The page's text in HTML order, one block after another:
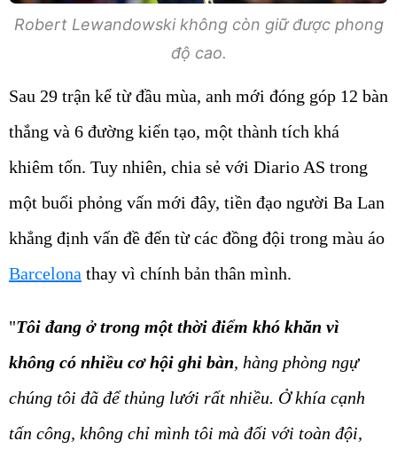
Robert Lewandowski không còn giữ được phong
độ cao.
Sau 29 trận kể từ đầu mùa, anh mới đóng góp 12 bàn
thắng và 6 đường kiến tạo, một thành tích khá
khiêm tốn. Tuy nhiên, chia sẻ với Diario AS trong
một buổi phỏng vấn mới đây, tiền đạo người Ba Lan
khẳng định vấn đề đến từ các đồng đội trong màu áo
Barcelona thay vì chính bản thân mình.
"Tôi đang ở trong một thời điểm khó khăn vì
không có nhiều cơ hội ghi bàn, hàng phòng ngự
chúng tôi đã để thủng lưới rất nhiều. Ở khía cạnh
tấn công, không chỉ mình tôi mà đối với toàn đội,